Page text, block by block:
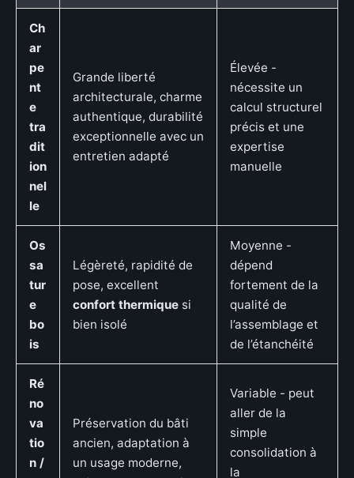
Ch
ar
pe
nt
e
tra
dit
ion
nel
le
Grande liberté
architecturale, charme
authentique, durabilité
exceptionnelle avec un
entretien adapté
Élevée -
nécessite un
calcul structurel
précis et une
expertise
manuelle
Os
sa
tur
e
bo
is
Légèreté, rapidité de
pose, excellent
confort thermique si
bien isolé
Moyenne -
dépend
fortement de la
qualité de
l’assemblage et
de l’étanchéité
Ré
no
va
tio
n /
Préservation du bâti
ancien, adaptation à
un usage moderne,
Variable - peut
aller de la
simple
consolidation à
la